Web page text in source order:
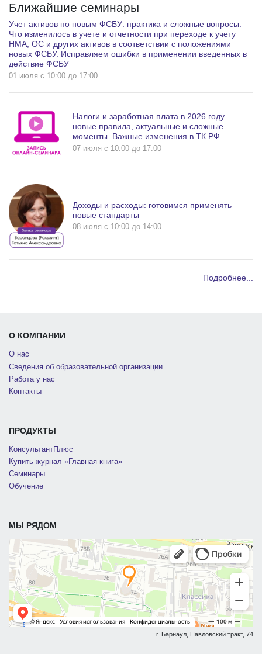
Ближайшие семинары
Учет активов по новым ФСБУ: практика и сложные вопросы.
Что изменилось в учете и отчетности при переходе к учету
НМА, ОС и других активов в соответствии с положениями
новых ФСБУ. Исправляем ошибки в применении введенных в
действие ФСБУ
01 июля c 10:00 до 17:00
Налоги и заработная плата в 2026 году –
новые правила, актуальные и сложные
моменты. Важные изменения в ТК РФ
07 июля c 10:00 до 17:00
Доходы и расходы: готовимся применять
новые стандарты
08 июля c 10:00 до 14:00
Подробнее...
О КОМПАНИИ
О нас
Сведения об образовательной организации
Работа у нас
Контакты
ПРОДУКТЫ
КонсультантПлюс
Купить журнал «Главная книга»
Семинары
Обучение
МЫ РЯДОМ
г. Барнаул, Павловский тракт, 74